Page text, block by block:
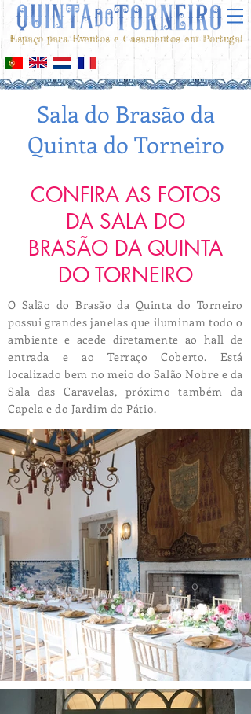
Espaço para Eventos e Casamentos em Portugal
Sala do Brasão da
Quinta do Torneiro
CONFIRA AS FOTOS
DA SALA DO
BRASÃO DA QUINTA
DO TORNEIRO
O Salão do Brasão da Quinta do Torneiro
possui grandes janelas que iluminam todo o
ambiente e acede diretamente ao hall de
entrada e ao Terraço Coberto. Está
localizado bem no meio do Salão Nobre e da
Sala das Caravelas, próximo também da
Capela e do Jardim do Pátio.